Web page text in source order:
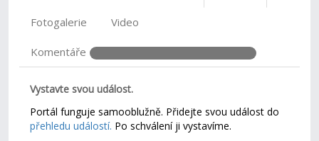
Fotogalerie Video
Komentáře
Vystavte svou událost.
Portál funguje samooblužně. Přidejte svou událost do
přehledu událostí. Po schválení ji vystavíme.